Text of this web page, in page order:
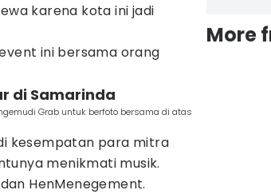
karena kota ini jadi
ini bersama orang
di Samarinda
Grab untuk berfoto bersama di atas
kesempatan para mitra
menikmati musik.
HenMenegement.
More